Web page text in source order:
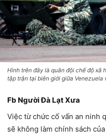
Hình trên đây là quân đội chế độ xã
tập trận tại biên giới giữa
Fb Người Đà Lạt Xưa
Việc từ chức cố vấn an ninh
sẽ không làm chính sách